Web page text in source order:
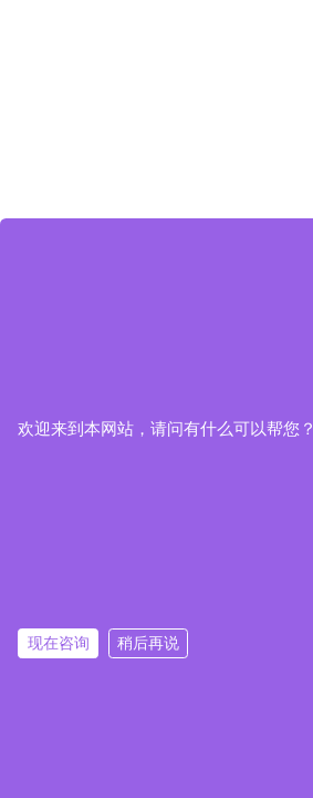
欢迎来到本网站，请问有什么可以帮您？
现在咨询 稍后再说